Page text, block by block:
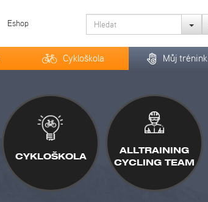
Eshop
Cykloškola Můj trénink
CYKLOŠKOLA
ALLTRAINING
CYCLING TEAM